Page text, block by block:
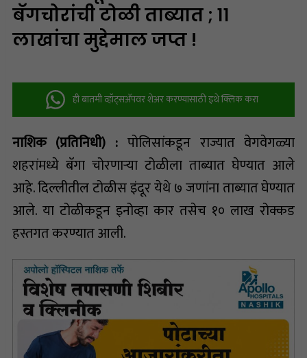
बॅगचोरांची टोळी ताब्यात ; ११
लाखांचा मुद्देमाल जप्त !
ही बातमी व्हॉट्सअ‍ॅपवर शेअर करण्यासाठी इथे क्लिक करा
नाशिक (प्रतिनिधी) : पोलिसांकडून राज्यात वेगवेगळ्या
शहरांमध्ये बॅगा चोरणाऱ्या टोळीला ताब्यात घेण्यात आले
आहे. दिल्लीतील टोळीस इंदूर येथे ७ जणांना ताब्यात घेण्यात
आले. या टोळीकडून इनोव्हा कार तसेच १० लाख रोक्कड
हस्तगत करण्यात आली.